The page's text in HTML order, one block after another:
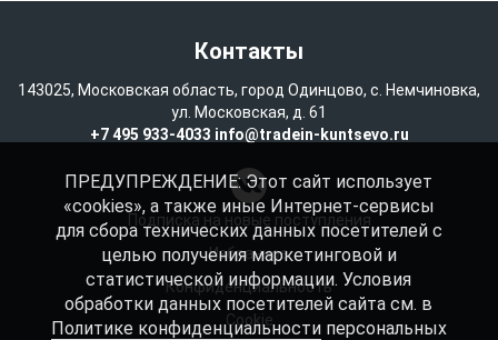
Контакты
143025, Московская область, город Одинцово, с. Немчиновка,
ул. Московская, д. 61
+7 495 933-4033 info@tradein-kuntsevo.ru
Подписка на новые поступления
Избранное
Конфиденциальность
Cookie
ПРЕДУПРЕЖДЕНИЕ: Этот сайт использует
«cookies», а также иные Интернет-сервисы
для сбора технических данных посетителей с
целью получения маркетинговой и
статистической информации. Условия
обработки данных посетителей сайта см. в
Политике конфиденциальностиперсональных